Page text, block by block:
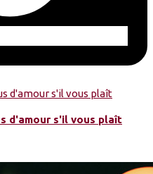
d'amour s'il vous plaît